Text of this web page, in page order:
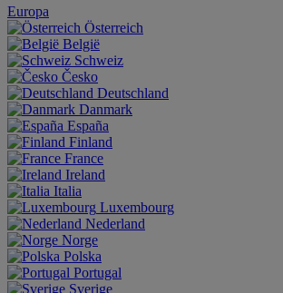
Europa
Österreich
België
Schweiz
Česko
Deutschland
Danmark
España
Finland
France
Ireland
Italia
Luxembourg
Nederland
Norge
Polska
Portugal
Sverige